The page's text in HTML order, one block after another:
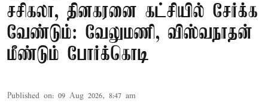
சசிகலா, தினகரனை கட்சியில் சேர்க்க
வேண்டும்: வேலுமணி, விஸ்வநாதன்
மீண்டும் போர்க்கொடி
Published on: 09 Aug 2026, 8:47 am